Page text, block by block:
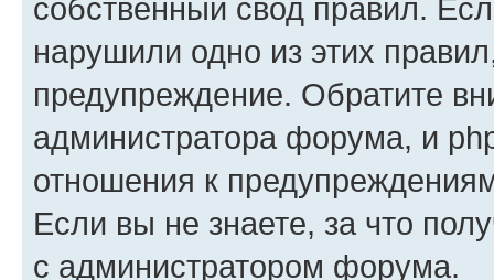
собственный свод правил.
нарушили одно из этих
предупреждение. Обратите
администратора форума, и
отношения к
Если вы не знаете, за что
с администратором форума.